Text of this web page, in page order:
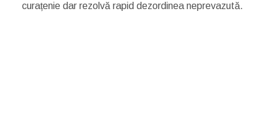
curațenie dar rezolvă rapid dezordinea neprevazută.